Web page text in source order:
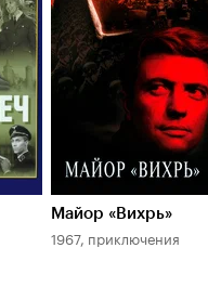
Майор «Вихрь»
1967, приключения